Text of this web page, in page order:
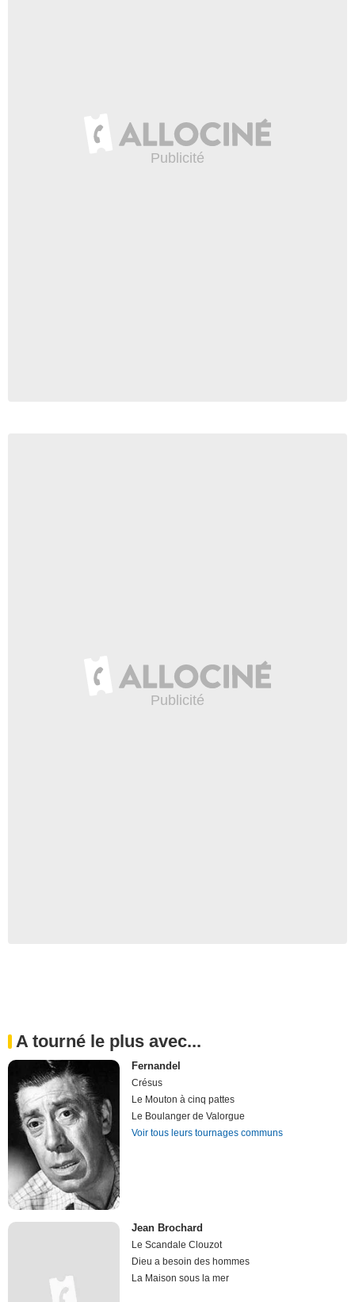
A tourné le plus avec...
Fernandel
Crésus
Le Mouton à cinq pattes
Le Boulanger de Valorgue
Voir tous leurs tournages communs
Jean Brochard
Le Scandale Clouzot
Dieu a besoin des hommes
La Maison sous la mer